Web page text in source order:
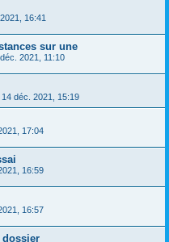
16:41
sur une
2021, 11:10
14 déc. 2021, 15:19
17:04
16:59
16:57
dossier